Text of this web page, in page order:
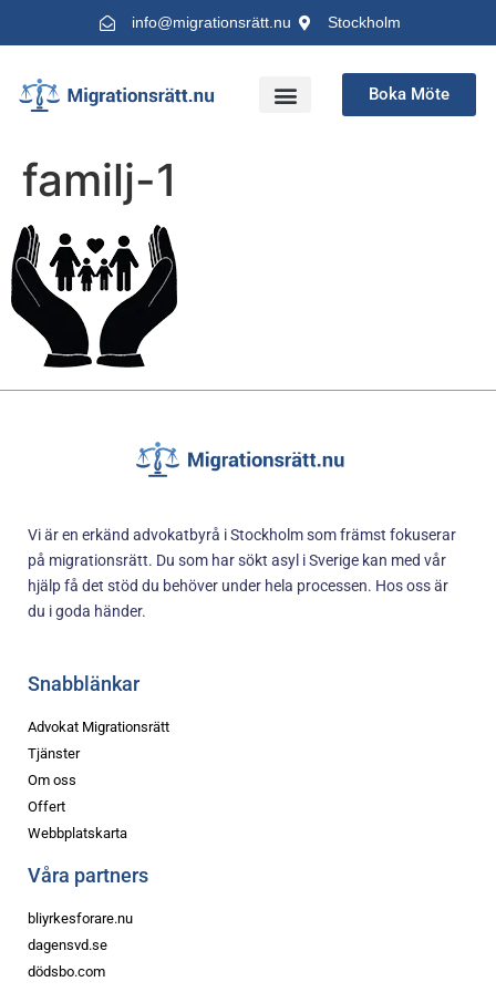
info@migrationsrätt.nu Stockholm
Boka Möte
familj-1
Vi är en erkänd advokatbyrå i Stockholm som främst fokuserar
på migrationsrätt. Du som har sökt asyl i Sverige kan med vår
hjälp få det stöd du behöver under hela processen. Hos oss är
du i goda händer.
Snabblänkar
Advokat Migrationsrätt
Tjänster
Om oss
Offert
Webbplatskarta
Våra partners
bliyrkesforare.nu
dagensvd.se
dödsbo.com